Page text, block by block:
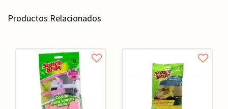
Productos Relacionados